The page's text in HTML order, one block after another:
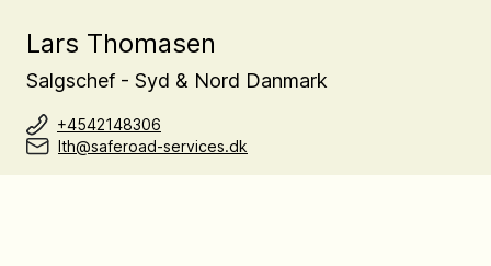
Lars Thomasen
Salgschef - Syd & Nord Danmark
+4542148306
lth@saferoad-services.dk